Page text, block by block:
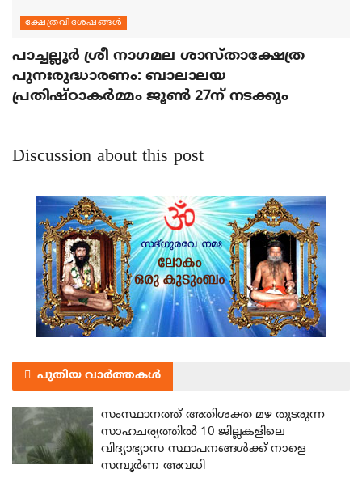
ക്ഷേത്രവിശേഷങ്ങള്‍
പാച്ചല്ലൂര്‍ ശ്രീ നാഗമല ശാസ്താക്ഷേത്ര
പുനഃരുദ്ധാരണം: ബാലാലയ
പ്രതിഷ്ഠാകര്‍മ്മം ജൂണ്‍ 27ന് നടക്കും
Discussion about this post
പുതിയ വാർത്തകൾ
സംസ്ഥാനത്ത് അതിശക്ത മഴ തുടരുന്ന
സാഹചര്യത്തിൽ 10 ജില്ലകളിലെ
വിദ്യാഭ്യാസ സ്ഥാപനങ്ങൾക്ക് നാളെ
സമ്പൂർണ അവധി